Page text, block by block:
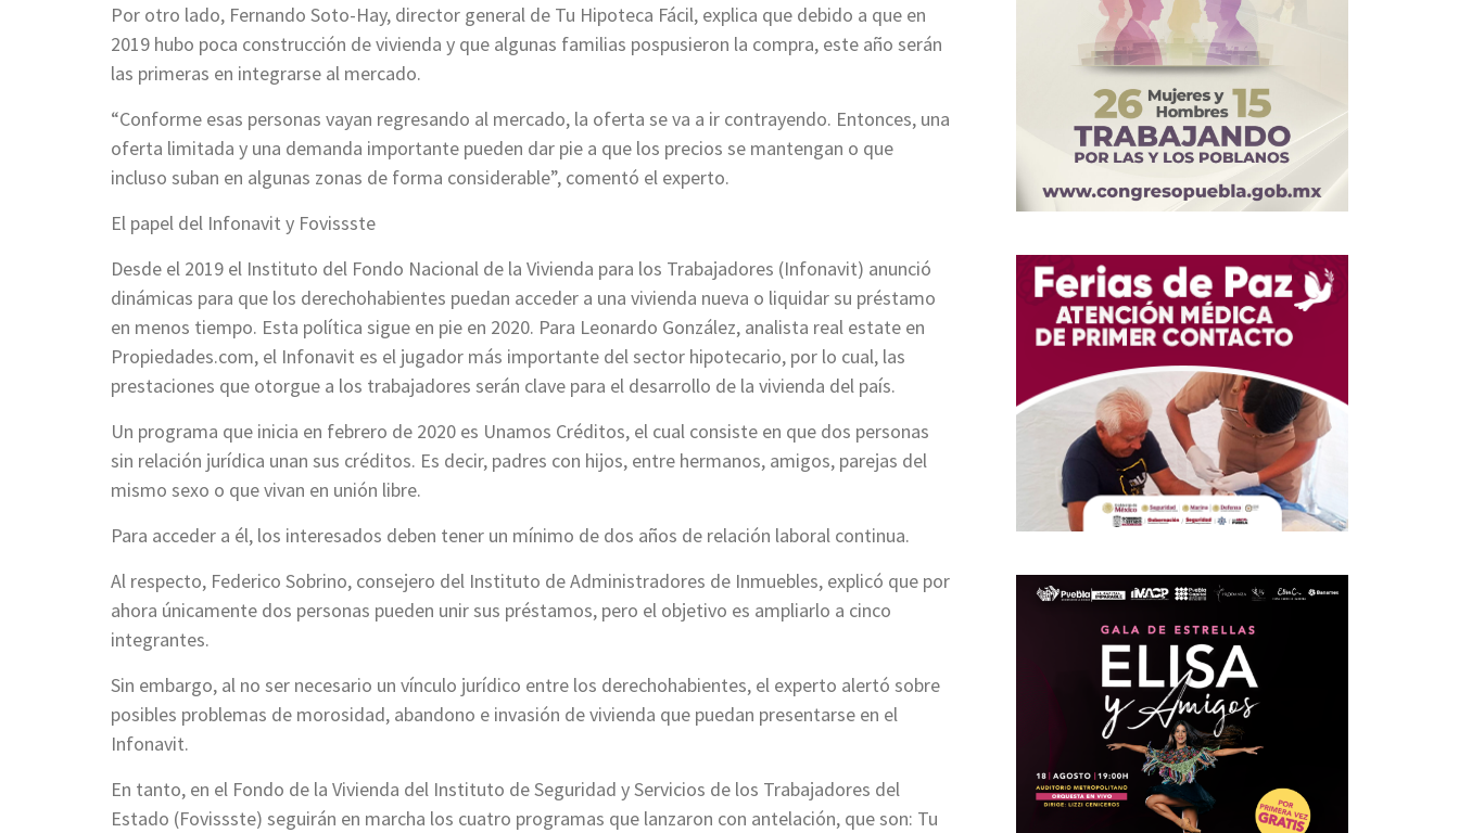
Por otro lado, Fernando Soto-Hay, director general de Tu Hipoteca Fácil, explica que debido a que en
2019 hubo poca construcción de vivienda y que algunas familias pospusieron la compra, este año serán
las primeras en integrarse al mercado.
“Conforme esas personas vayan regresando al mercado, la oferta se va a ir contrayendo. Entonces, una
oferta limitada y una demanda importante pueden dar pie a que los precios se mantengan o que
incluso suban en algunas zonas de forma considerable”, comentó el experto.
El papel del Infonavit y Fovissste
Desde el 2019 el Instituto del Fondo Nacional de la Vivienda para los Trabajadores (Infonavit) anunció
dinámicas para que los derechohabientes puedan acceder a una vivienda nueva o liquidar su préstamo
en menos tiempo. Esta política sigue en pie en 2020. Para Leonardo González, analista real estate en
Propiedades.com, el Infonavit es el jugador más importante del sector hipotecario, por lo cual, las
prestaciones que otorgue a los trabajadores serán clave para el desarrollo de la vivienda del país.
Un programa que inicia en febrero de 2020 es Unamos Créditos, el cual consiste en que dos personas
sin relación jurídica unan sus créditos. Es decir, padres con hijos, entre hermanos, amigos, parejas del
mismo sexo o que vivan en unión libre.
Para acceder a él, los interesados deben tener un mínimo de dos años de relación laboral continua.
Al respecto, Federico Sobrino, consejero del Instituto de Administradores de Inmuebles, explicó que por
ahora únicamente dos personas pueden unir sus préstamos, pero el objetivo es ampliarlo a cinco
integrantes.
Sin embargo, al no ser necesario un vínculo jurídico entre los derechohabientes, el experto alertó sobre
posibles problemas de morosidad, abandono e invasión de vivienda que puedan presentarse en el
Infonavit.
En tanto, en el Fondo de la Vivienda del Instituto de Seguridad y Servicios de los Trabajadores del
Estado (Fovissste) seguirán en marcha los cuatro programas que lanzaron con antelación, que son: Tu